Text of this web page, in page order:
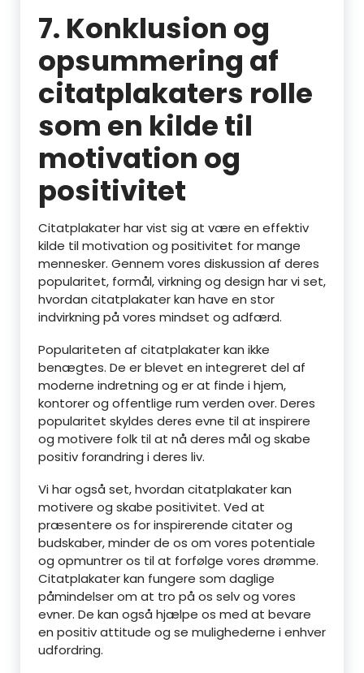
7. Konklusion og
opsummering af
citatplakaters rolle
som en kilde til
motivation og
positivitet
Citatplakater har vist sig at være en effektiv
kilde til motivation og positivitet for mange
mennesker. Gennem vores diskussion af deres
popularitet, formål, virkning og design har vi set,
hvordan citatplakater kan have en stor
indvirkning på vores mindset og adfærd.
Populariteten af citatplakater kan ikke
benægtes. De er blevet en integreret del af
moderne indretning og er at finde i hjem,
kontorer og offentlige rum verden over. Deres
popularitet skyldes deres evne til at inspirere
og motivere folk til at nå deres mål og skabe
positiv forandring i deres liv.
Vi har også set, hvordan citatplakater kan
motivere og skabe positivitet. Ved at
præsentere os for inspirerende citater og
budskaber, minder de os om vores potentiale
og opmuntrer os til at forfølge vores drømme.
Citatplakater kan fungere som daglige
påmindelser om at tro på os selv og vores
evner. De kan også hjælpe os med at bevare
en positiv attitude og se mulighederne i enhver
udfordring.